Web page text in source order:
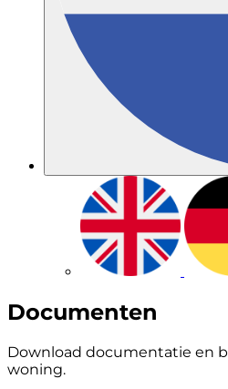
Documenten
Download documentatie en
woning.